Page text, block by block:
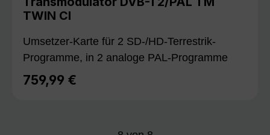
TWIN CI
Umsetzer-Karte für 2 SD-/HD-Terrestrik-
Programme, in 2 analoge PAL-Programme
Regulärer Preis:
759,99 €